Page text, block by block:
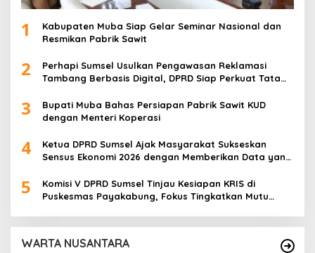
1
Kabupaten Muba Siap Gelar Seminar Nasional dan
Resmikan Pabrik Sawit
2
Perhapi Sumsel Usulkan Pengawasan Reklamasi
Tambang Berbasis Digital, DPRD Siap Perkuat Tata
3
Bupati Muba Bahas Persiapan Pabrik Sawit KUD
dengan Menteri Koperasi
4
Ketua DPRD Sumsel Ajak Masyarakat Sukseskan
Sensus Ekonomi 2026 dengan Memberikan Data yang
5
Komisi V DPRD Sumsel Tinjau Kesiapan KRIS di
Puskesmas Payakabung, Fokus Tingkatkan Mutu
WARTA NUSANTARA